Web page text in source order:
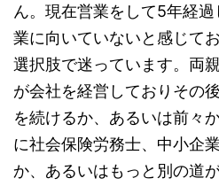
ん。現在営業をして5年経
業に向いていないと感じて
選択肢で迷っています。両
が会社を経営しておりその
を続けるか、あるいは前々
に社会保険労務士、中小企
か、あるいはもっと別の道